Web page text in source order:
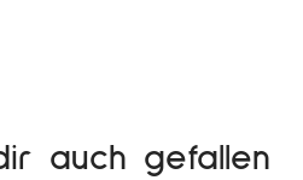
auch gefallen